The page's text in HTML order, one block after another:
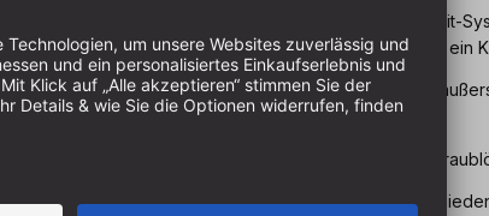
Die Werkzeuge werden sicher im
Werkzeug einfach auf den Halter, bis Sie ein
Die Halter werden in Großbritannien aus
ABS‑Kunststoff hergestellt.
Jeder Halter verfügt über versenkte
StealthMounts Tool Mounts sind in